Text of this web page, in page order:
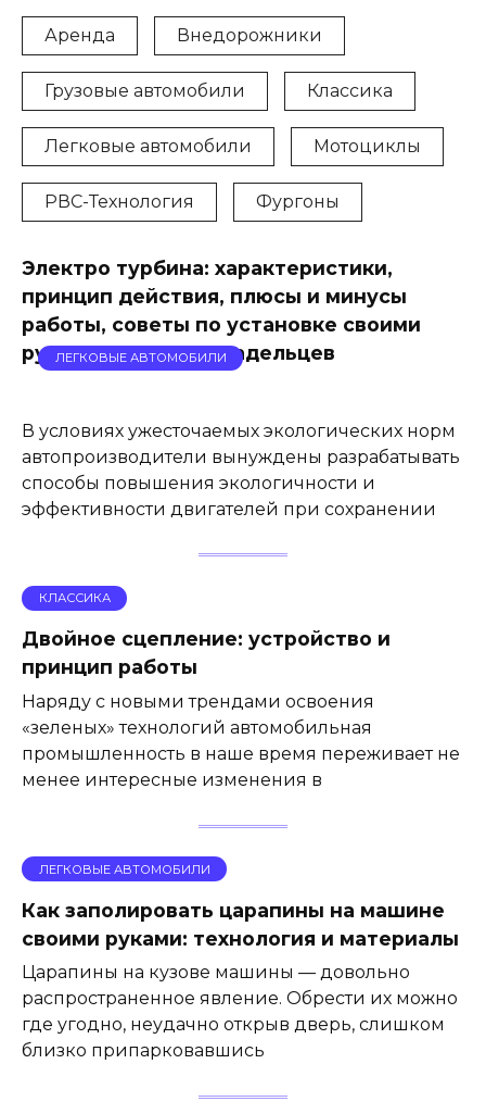
Аренда Внедорожники
Грузовые автомобили Классика
Легковые автомобили Мотоциклы
РВС-Технология Фургоны
Электро турбина: характеристики,
принцип действия, плюсы и минусы
работы, советы по установке своими
руками и отзывы владельцев
ЛЕГКОВЫЕ АВТОМОБИЛИ
В условиях ужесточаемых экологических норм
автопроизводители вынуждены разрабатывать
способы повышения экологичности и
эффективности двигателей при сохранении
КЛАССИКА
Двойное сцепление: устройство и
принцип работы
Наряду с новыми трендами освоения
«зеленых» технологий автомобильная
промышленность в наше время переживает не
менее интересные изменения в
ЛЕГКОВЫЕ АВТОМОБИЛИ
Как заполировать царапины на машине
своими руками: технология и материалы
Царапины на кузове машины — довольно
распространенное явление. Обрести их можно
где угодно, неудачно открыв дверь, слишком
близко припарковавшись